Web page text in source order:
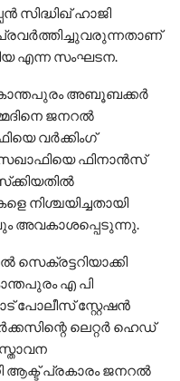
സിദ്ധിഖ് ഹാജി
എന്ന സംഘടന.
അബൂബക്കർ
ജനറൽ
വർക്കിംഗ്
ഫിനാൻസ്
നിശ്ചയിച്ചതായി
അവകാശപ്പെടുന്നു.
എ പി
പോലീസ് സ്റ്റേഷൻ
ലെറ്റർ ഹെഡ്
പ്രകാരം ജനറൽ